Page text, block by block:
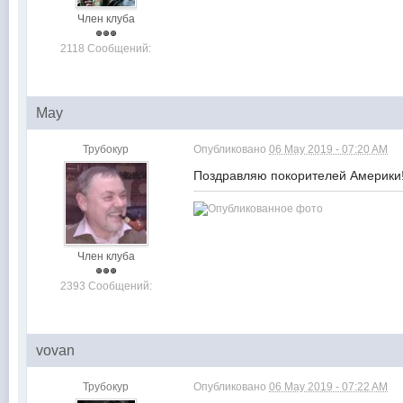
Член клуба
2118 Сообщений:
May
Трубокур
Член клуба
2393 Сообщений:
Опубликовано06 May 2019 - 07:20 AM
Поздравляю покорителей
vovan
Трубокур Опубликовано06 May 2019 - 07:22 AM